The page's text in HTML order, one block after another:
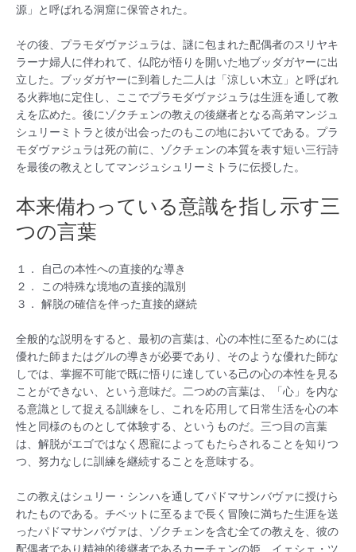
源」と呼ばれる洞窟に保管された。
その後、プラモダヴァジュラは、謎に包まれた配偶者のスリヤキ
ラーナ婦人に伴われて、仏陀が悟りを開いた地ブッダガヤーに出
立した。ブッダガヤーに到着した二人は「涼しい木立」と呼ばれ
る火葬地に定住し、ここでプラモダヴァジュラは生涯を通して教
えを広めた。後にゾクチェンの教えの後継者となる高弟マンジュ
シュリーミトラと彼が出会ったのもこの地においてである。プラ
モダヴァジュラは死の前に、ゾクチェンの本質を表す短い三行詩
を最後の教えとしてマンジュシュリーミトラに伝授した。
本来備わっている意識を指し示す三
つの言葉
１． 自己の本性への直接的な導き
２． この特殊な境地の直接的識別
３． 解脱の確信を伴った直接的継続
全般的な説明をすると、最初の言葉は、心の本性に至るためには
優れた師またはグルの導きが必要であり、そのような優れた師な
しでは、掌握不可能で既に悟りに達している己の心の本性を見る
ことができない、という意味だ。二つめの言葉は、「心」を内な
る意識として捉える訓練をし、これを応用して日常生活を心の本
性と同様のものとして体験する、というものだ。三つ目の言葉
は、解脱がエゴではなく恩寵によってもたらされることを知りつ
つ、努力なしに訓練を継続することを意味する。
この教えはシュリー・シンハを通してパドマサンバヴァに授けら
れたものである。チベットに至るまで長く冒険に満ちた生涯を送
ったパドマサンバヴァは、ゾクチェンを含む全ての教えを、彼の
配偶者であり精神的後継者であるカーチェンの姫、イェシェ・ツ